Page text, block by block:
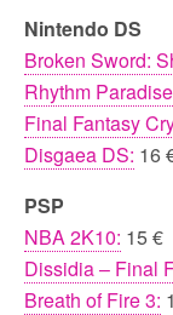
Nintendo DS
Broken Sword:
Rhythm
Final Fantasy
Disgaea DS: 16
PSP
NBA 2K10: 15 €
Dissidia – Final
Breath of Fire 3: